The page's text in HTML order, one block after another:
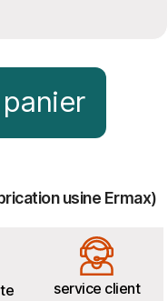
usine Ermax)
service client